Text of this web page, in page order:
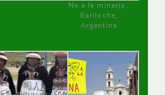
No a la minería ,
Bariloche,
Argentina